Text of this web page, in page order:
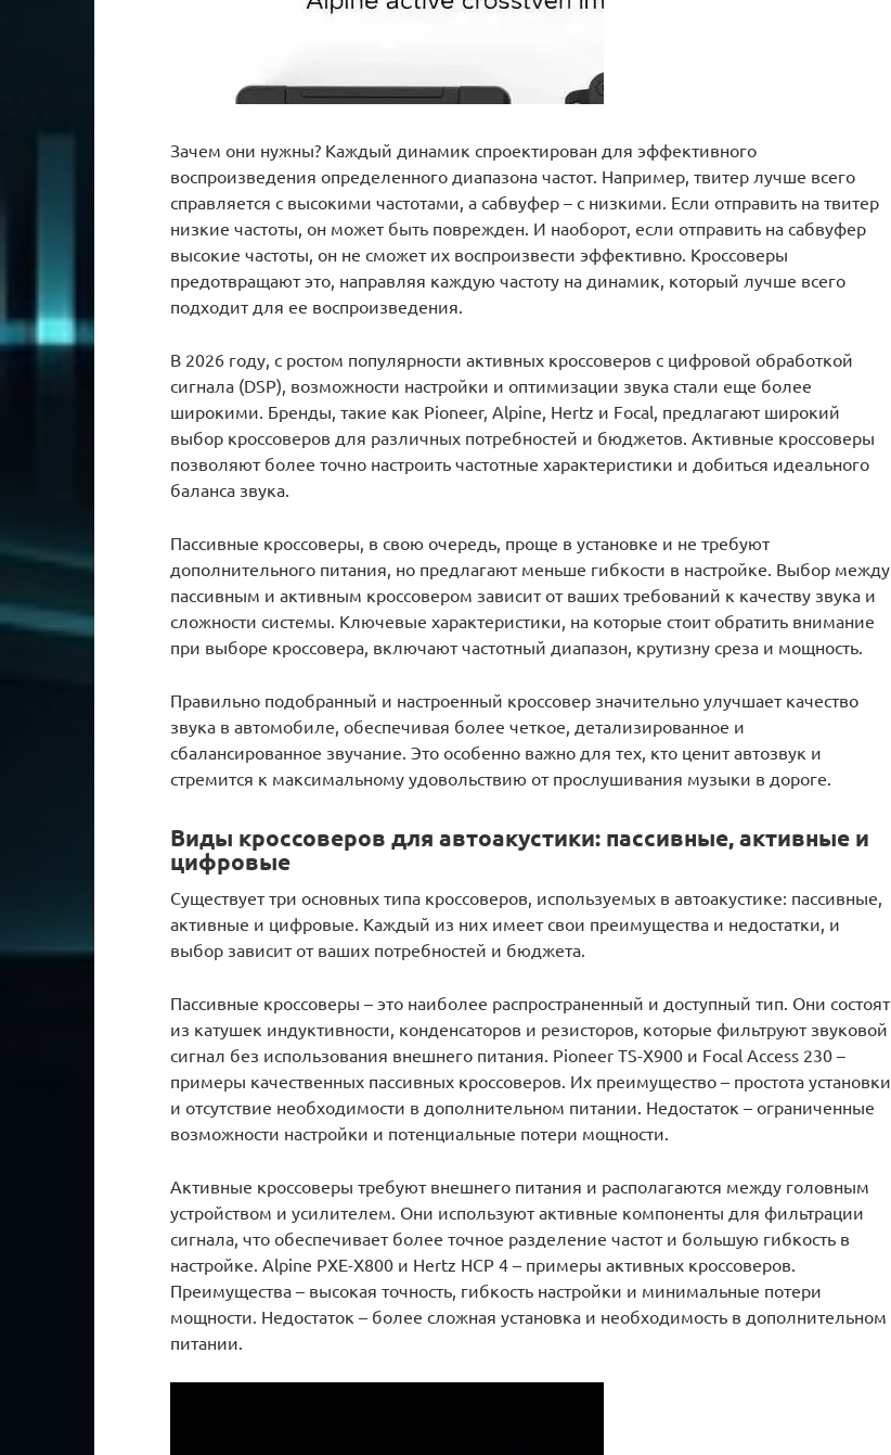
Зачем они нужны? Каждый динамик спроектирован для эффективного
воспроизведения определенного диапазона частот. Например, твитер лучше всего
справляется с высокими частотами, а сабвуфер – с низкими. Если отправить на твитер
низкие частоты, он может быть поврежден. И наоборот, если отправить на сабвуфер
высокие частоты, он не сможет их воспроизвести эффективно. Кроссоверы
предотвращают это, направляя каждую частоту на динамик, который лучше всего
подходит для ее воспроизведения.
В 2026 году, с ростом популярности активных кроссоверов с цифровой обработкой
сигнала (DSP), возможности настройки и оптимизации звука стали еще более
широкими. Бренды, такие как Pioneer, Alpine, Hertz и Focal, предлагают широкий
выбор кроссоверов для различных потребностей и бюджетов. Активные кроссоверы
позволяют более точно настроить частотные характеристики и добиться идеального
баланса звука.
Пассивные кроссоверы, в свою очередь, проще в установке и не требуют
дополнительного питания, но предлагают меньше гибкости в настройке. Выбор между
пассивным и активным кроссовером зависит от ваших требований к качеству звука и
сложности системы. Ключевые характеристики, на которые стоит обратить внимание
при выборе кроссовера, включают частотный диапазон, крутизну среза и мощность.
Правильно подобранный и настроенный кроссовер значительно улучшает качество
звука в автомобиле, обеспечивая более четкое, детализированное и
сбалансированное звучание. Это особенно важно для тех, кто ценит автозвук и
стремится к максимальному удовольствию от прослушивания музыки в дороге.
Виды кроссоверов для автоакустики: пассивные, активные и
цифровые
Существует три основных типа кроссоверов, используемых в автоакустике: пассивные,
активные и цифровые. Каждый из них имеет свои преимущества и недостатки, и
выбор зависит от ваших потребностей и бюджета.
Пассивные кроссоверы – это наиболее распространенный и доступный тип. Они состоят
из катушек индуктивности, конденсаторов и резисторов, которые фильтруют звуковой
сигнал без использования внешнего питания. Pioneer TS-X900 и Focal Access 230 –
примеры качественных пассивных кроссоверов. Их преимущество – простота установки
и отсутствие необходимости в дополнительном питании. Недостаток – ограниченные
возможности настройки и потенциальные потери мощности.
Активные кроссоверы требуют внешнего питания и располагаются между головным
устройством и усилителем. Они используют активные компоненты для фильтрации
сигнала, что обеспечивает более точное разделение частот и большую гибкость в
настройке. Alpine PXE-X800 и Hertz HCP 4 – примеры активных кроссоверов.
Преимущества – высокая точность, гибкость настройки и минимальные потери
мощности. Недостаток – более сложная установка и необходимость в дополнительном
питании.